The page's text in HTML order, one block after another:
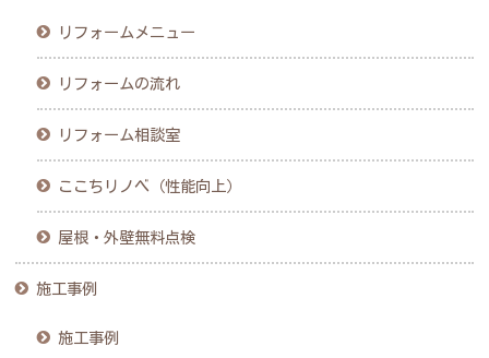
リフォームメニュー
リフォームの流れ
リフォーム相談室
ここちリノベ（性能向上）
屋根・外壁無料点検
施工事例
施工事例